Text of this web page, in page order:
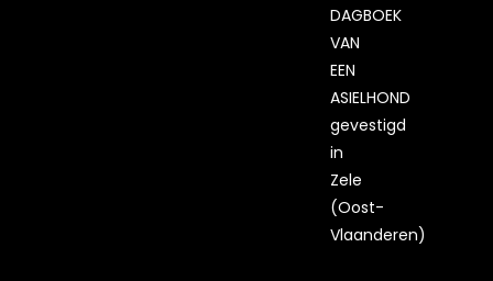
DAGBOEK
VAN
EEN
ASIELHOND
gevestigd
in
Zele
(Oost-
Vlaanderen)